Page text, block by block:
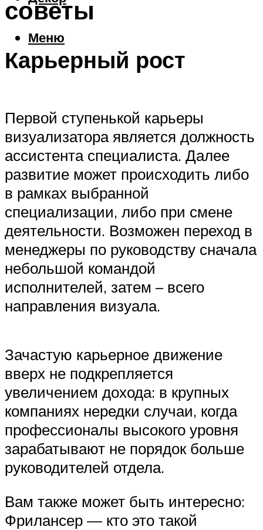
Меню
советы
Карьерный рост
Первой ступенькой карьеры
визуализатора является должность
ассистента специалиста. Далее
развитие может происходить либо
в рамках выбранной
специализации, либо при смене
деятельности. Возможен переход в
менеджеры по руководству сначала
небольшой командой
исполнителей, затем – всего
направления визуала.
Зачастую карьерное движение
вверх не подкрепляется
увеличением дохода: в крупных
компаниях нередки случаи, когда
профессионалы высокого уровня
зарабатывают не порядок больше
руководителей отдела.
Вам также может быть интересно:
Фрилансер — кто это такой